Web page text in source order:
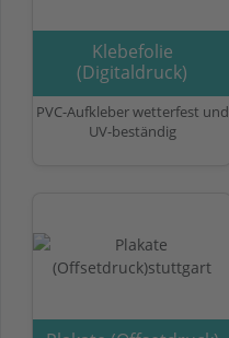
Klebefolie
(Digitaldruck)
PVC-Aufkleber wetterfest und
UV-beständig